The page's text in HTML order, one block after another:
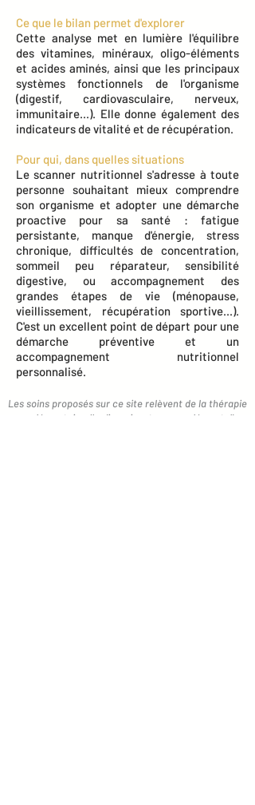
Ce que le bilan permet d'explorer
Cette analyse met en lumière l'équilibre
des vitamines, minéraux, oligo-éléments
et acides aminés, ainsi que les principaux
systèmes fonctionnels de l'organisme
(digestif, cardiovasculaire, nerveux,
immunitaire...). Elle donne également des
indicateurs de vitalité et de récupération.
Pour qui, dans quelles situations
Le scanner nutritionnel s'adresse à toute
personne souhaitant mieux comprendre
son organisme et adopter une démarche
proactive pour sa santé : fatigue
persistante, manque d'énergie, stress
chronique, difficultés de concentration,
sommeil peu réparateur, sensibilité
digestive, ou accompagnement des
grandes étapes de vie (ménopause,
vieillissement, récupération sportive...).
C'est un excellent point de départ pour une
démarche préventive et un
accompagnement nutritionnel
personnalisé.
Les soins proposés sur ce site relèvent de la thérapie
complémentaire. Ils s'inscrivent en complément d'un